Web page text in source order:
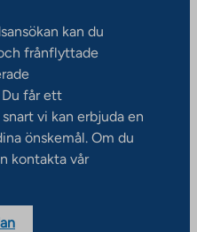
kan du
frånflyttade
får ett
vi kan erbjuda en
önskemål. Om du
kontakta vår